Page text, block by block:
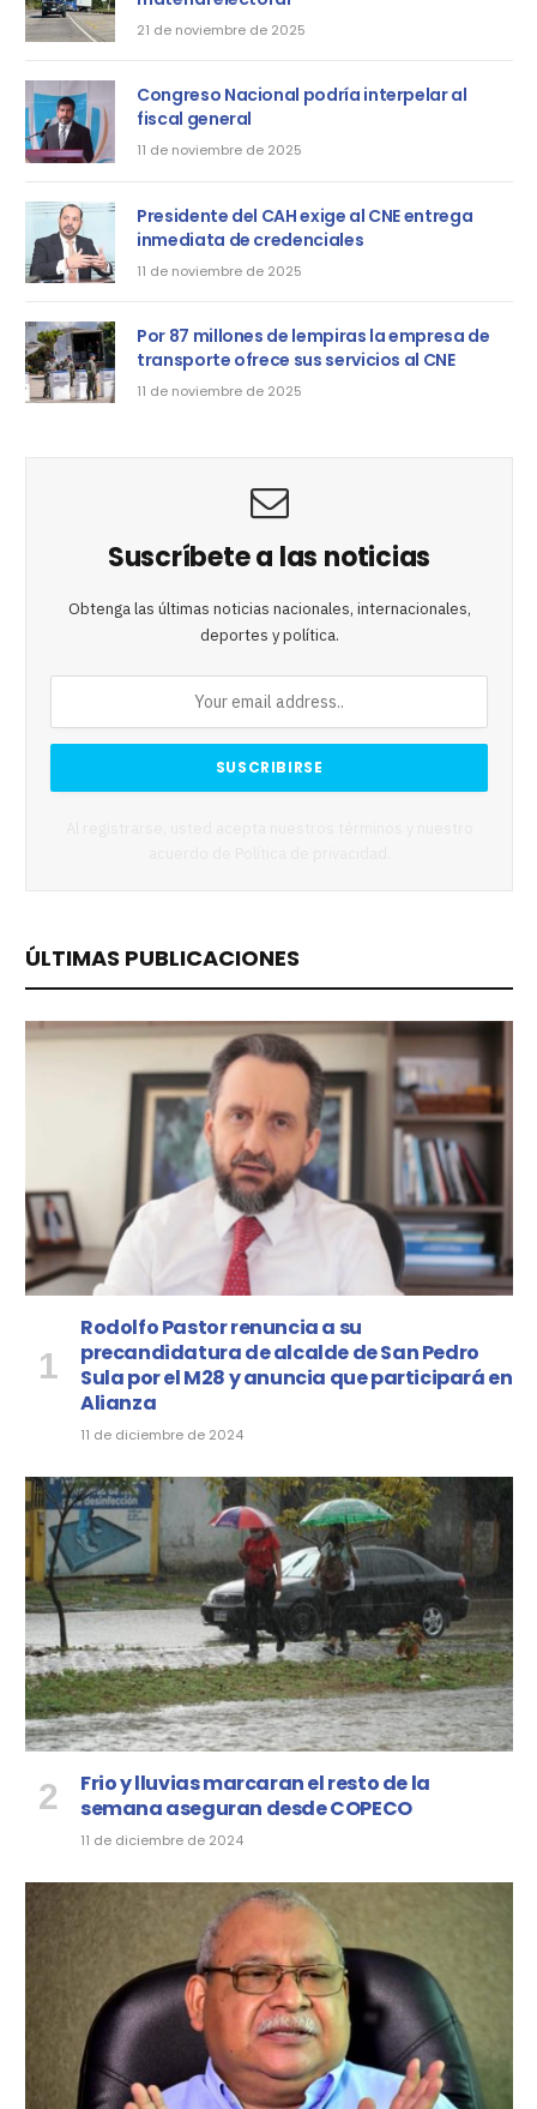
21 de noviembre de 2025
Congreso Nacional podría interpelar al
fiscal general
11 de noviembre de 2025
Presidente del CAH exige al CNE entrega
inmediata de credenciales
11 de noviembre de 2025
Por 87 millones de lempiras la empresa de
transporte ofrece sus servicios al CNE
11 de noviembre de 2025
Suscríbete a las noticias
Obtenga las últimas noticias nacionales, internacionales,
deportes y política.
ÚLTIMAS PUBLICACIONES
Rodolfo Pastor renuncia a su
precandidatura de alcalde de San Pedro
Sula por el M28 y anuncia que participará en
Alianza
11 de diciembre de 2024
Frio y lluvias marcaran el resto de la
semana aseguran desde COPECO
11 de diciembre de 2024